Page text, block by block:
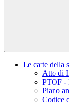
Le carte della
Atto di
PTOF -
Piano
Codice